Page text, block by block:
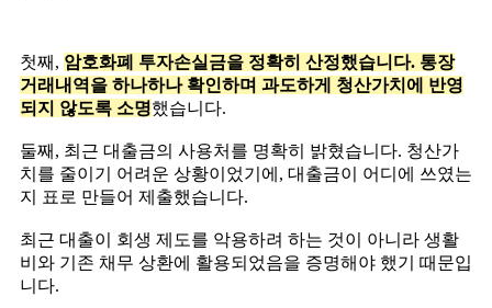
첫째, 암호화폐 투자손실금을 정확히 산정했습니다. 통장
거래내역을 하나하나 확인하며 과도하게 청산가치에 반영
되지 않도록 소명했습니다.
둘째, 최근 대출금의 사용처를 명확히 밝혔습니다. 청산가
치를 줄이기 어려운 상황이었기에, 대출금이 어디에 쓰였는
지 표로 만들어 제출했습니다.
최근 대출이 회생 제도를 악용하려 하는 것이 아니라 생활
비와 기존 채무 상환에 활용되었음을 증명해야 했기 때문입
니다.